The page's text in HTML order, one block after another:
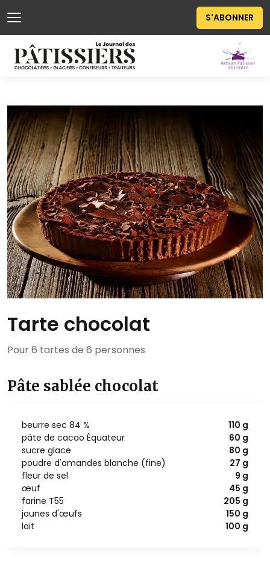
S'ABONNER
Tarte chocolat
Pour 6 tartes de 6 personnes
Pâte sablée chocolat
beurre sec 84 %
110 g
pâte de cacao Équateur
60 g
sucre glace
80 g
poudre d'amandes blanche (fine)
27 g
fleur de sel
9 g
œuf
45 g
farine T55
205 g
jaunes d'œufs
150 g
lait
100 g